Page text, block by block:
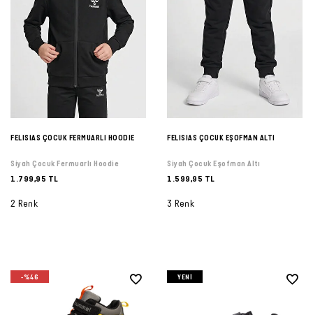
FELISIAS ÇOCUK FERMUARLI HOODIE
Siyah Çocuk Fermuarlı Hoodie
1.799,95 TL
2 Renk
FELISIAS ÇOCUK EŞOFMAN ALTI
Siyah Çocuk Eşofman Altı
1.599,95 TL
3 Renk
-%46 YENI